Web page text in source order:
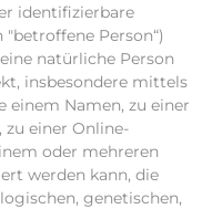
identifizierbare
Person“)
natürliche Person
insbesondere mittels
einem Namen, zu einer
einer Online-
oder mehreren
werden kann, die
genetischen,